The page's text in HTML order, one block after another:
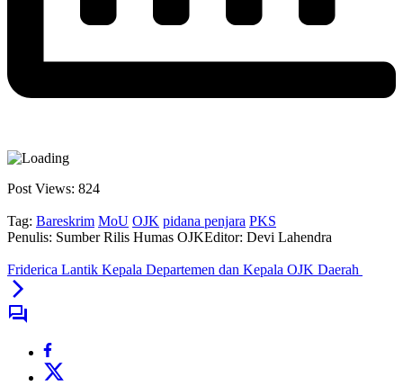
Post Views: 824
Tag: Bareskrim MoU OJK pidana penjara PKS
Penulis: Sumber Rilis Humas OJKEditor: Devi Lahendra
Friderica Lantik Kepala Departemen dan Kepala OJK Daerah